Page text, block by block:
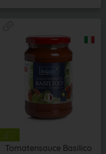
Tomatensauce Basilico